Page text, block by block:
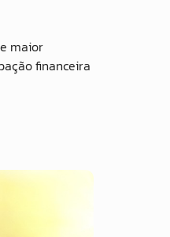
maior
financeira